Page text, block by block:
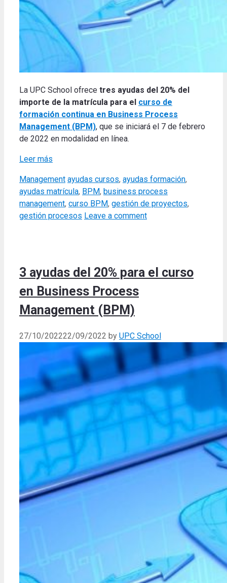
La UPC School ofrece tres ayudas del 20% del
importe de la matrícula para el curso de
formación continua en Business Process
Management (BPM), que se iniciará el 7 de febrero
de 2022 en modalidad en línea.
Leer más
Categories
Management Tags
ayudas cursos, ayudas formación,
ayudas matrícula, BPM, business process
management, curso BPM, gestión de proyectos,
gestión procesos Leave a comment
3 ayudas del 20% para el curso
en Business Process
Management (BPM)
27/10/202222/09/2022 by UPC School